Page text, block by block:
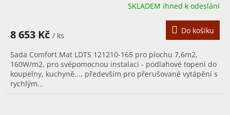
M
A
SKLADEM ihned k odeslání
8 653 Kč / ks
Do košíku
Sada Comfort Mat LDTS 121210-165 pro plochu 7,6m2,
160W/m2, pro svépomocnou instalaci - podlahové topení do
koupelny, kuchyně..., především pro přerušované vytápění s
rychlým...